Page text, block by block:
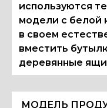
используются
модели с белой
в своем
вместить
деревянные
МОДЕЛЬ